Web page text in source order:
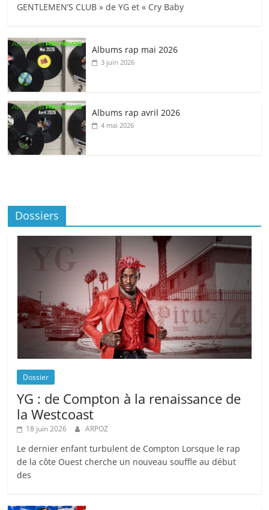
GENTLEMEN’S CLUB » de YG et « Cry Baby
Albums rap mai 2026
3 juin 2026
Albums rap avril 2026
4 mai 2026
Dossiers
Dossier
YG : de Compton à la renaissance de
la Westcoast
18 juin 2026 ARPOZ
Le dernier enfant turbulent de Compton Lorsque le rap
de la côte Ouest cherche un nouveau souffle au début
des